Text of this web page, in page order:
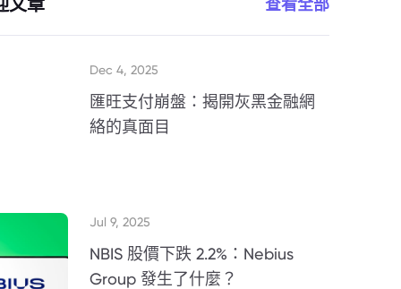
查看全部
Dec 4, 2025
匯旺支付崩盤：揭開灰黑金融網
絡的真面目
Jul 9, 2025
NBIS 股價下跌 2.2%：Nebius
Group 發生了什麼？